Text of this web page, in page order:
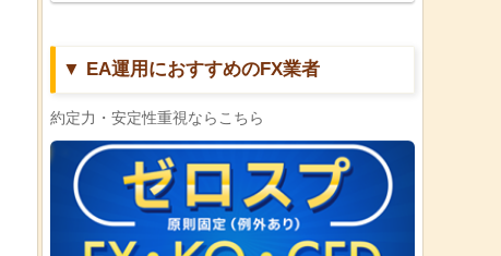
▼ EA運用におすすめのFX業者
約定力・安定性重視ならこちら